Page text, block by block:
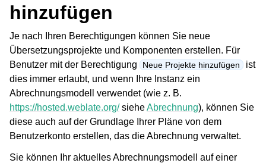
hinzufügen
Je nach Ihren Berechtigungen können Sie neue
Übersetzungsprojekte und Komponenten erstellen. Für
Benutzer mit der Berechtigung
Neue Projekte hinzufügen ist
dies immer erlaubt, und wenn Ihre Instanz ein
Abrechnungsmodell verwendet (wie z. B.
https://hosted.weblate.org/sieheAbrechnung), können Sie
diese auch auf der Grundlage Ihrer Pläne von dem
Benutzerkonto erstellen, das die Abrechnung verwaltet.
Sie können Ihr aktuelles Abrechnungsmodell auf einer